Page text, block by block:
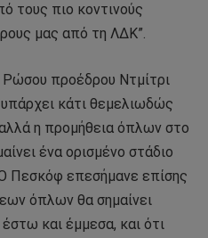
τους πιο κοντινούς
μας από τη ΛΔΚ”.
προέδρου Ντμίτρι
κάτι θεμελιωδώς
η προμήθεια όπλων στο
ένα ορισμένο στάδιο
Πεσκόφ επεσήμανε επίσης
όπλων θα σημαίνει
και έμμεσα, και ότι